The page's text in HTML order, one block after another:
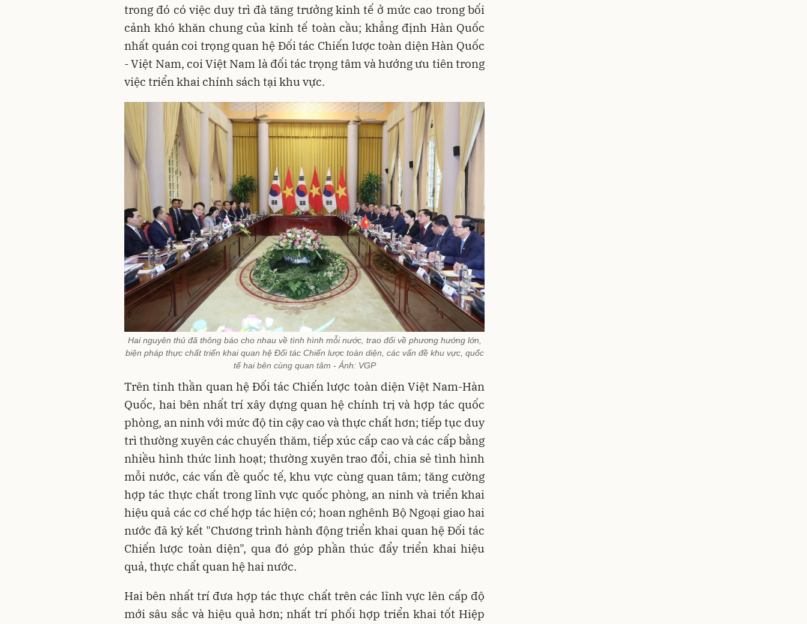
trong đó có việc duy trì đà tăng trưởng kinh tế ở mức cao trong bối
cảnh khó khăn chung của kinh tế toàn cầu; khẳng định Hàn Quốc
nhất quán coi trọng quan hệ Đối tác Chiến lược toàn diện Hàn Quốc
- Việt Nam, coi Việt Nam là đối tác trọng tâm và hướng ưu tiên trong
việc triển khai chính sách tại khu vực.
Hai nguyên thủ đã thông báo cho nhau về tình hình mỗi nước, trao đổi về phương hướng lớn,
biện pháp thực chất triển khai quan hệ Đối tác Chiến lược toàn diện, các vấn đề khu vực, quốc
tế hai bên cùng quan tâm - Ảnh: VGP
Trên tinh thần quan hệ Đối tác Chiến lược toàn diện Việt Nam-Hàn
Quốc, hai bên nhất trí xây dựng quan hệ chính trị và hợp tác quốc
phòng, an ninh với mức độ tin cậy cao và thực chất hơn; tiếp tục duy
trì thường xuyên các chuyến thăm, tiếp xúc cấp cao và các cấp bằng
nhiều hình thức linh hoạt; thường xuyên trao đổi, chia sẻ tình hình
mỗi nước, các vấn đề quốc tế, khu vực cùng quan tâm; tăng cường
hợp tác thực chất trong lĩnh vực quốc phòng, an ninh và triển khai
hiệu quả các cơ chế hợp tác hiện có; hoan nghênh Bộ Ngoại giao hai
nước đã ký kết "Chương trình hành động triển khai quan hệ Đối tác
Chiến lược toàn diện", qua đó góp phần thúc đẩy triển khai hiệu
quả, thực chất quan hệ hai nước.
Hai bên nhất trí đưa hợp tác thực chất trên các lĩnh vực lên cấp độ
mới sâu sắc và hiệu quả hơn; nhất trí phối hợp triển khai tốt Hiệp